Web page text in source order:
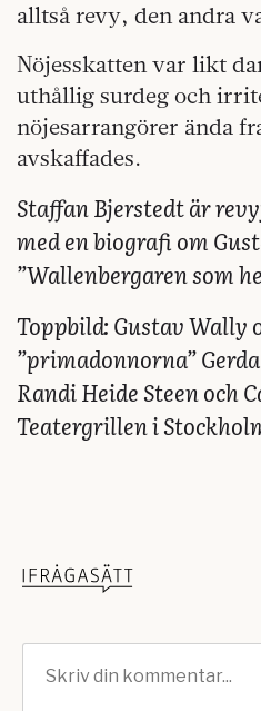
alltså revy, den andra
Nöjesskatten var likt
uthållig surdeg och
nöjesarrangörer ända
avskaffades.
Staffan Bjerstedt är
med en biografi om
”Wallenbergaren som
Toppbild: Gustav Wally
”primadonnorna”
Randi Heide Steen och
Teatergrillen i